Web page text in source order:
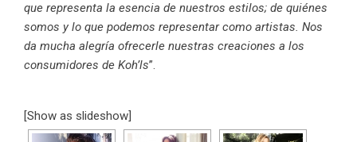
que representa la esencia de nuestros estilos; de quiénes
somos y lo que podemos representar como artistas. Nos
da mucha alegría ofrecerle nuestras creaciones a los
consumidores de Koh’ls”.
[Show as slideshow]